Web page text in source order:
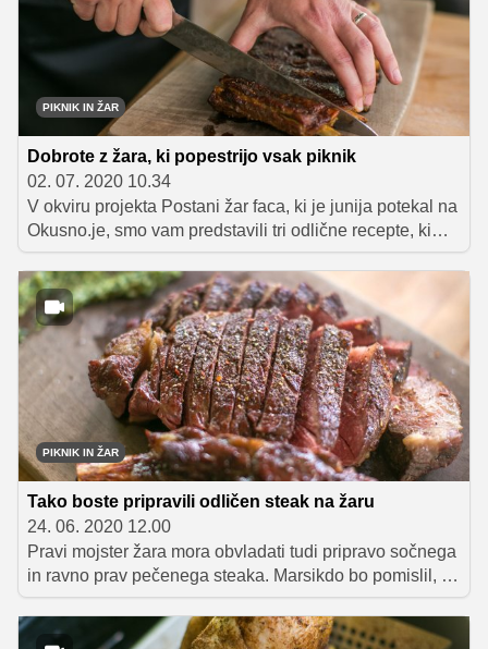
in vrt razkril mojster žara Matej Stipanič. Sledite
spodnjemu postopku in zagotavljamo vam, da si boste
od navdušenja obliznili prav vse prste.
PIKNIK IN ŽAR
Dobrote z žara, ki popestrijo vsak piknik
02. 07. 2020 10.34
V okviru projekta Postani žar faca, ki je junija potekal na
Okusno.je, smo vam predstavili tri odlične recepte, ki
piknik spremenijo v pravo gurmansko doživetje.
Ljubitelji dobrot z žara ste lahko sodelovali tudi v
nagradni igri, v kateri ste se potegovali za paket izbranih
začimb, ki jih mora imeti prav vsak mojster žara.
PIKNIK IN ŽAR
Tako boste pripravili odličen steak na žaru
24. 06. 2020 12.00
Pravi mojster žara mora obvladati tudi pripravo sočnega
in ravno prav pečenega steaka. Marsikdo bo pomislil, da
je to pravzaprav čisto preprosto, saj steak na žaru zgolj
na hitro popečeš, enkrat obrneš in stvar je končana. A